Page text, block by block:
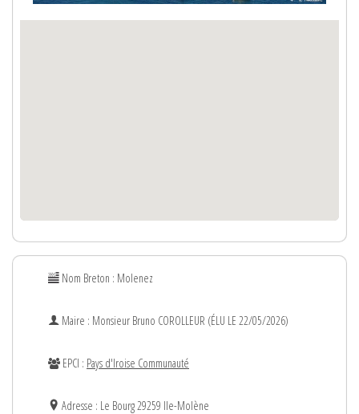
Nom Breton : Molenez
Maire : Monsieur Bruno COROLLEUR (ÉLU LE 22/05/2026)
EPCI : Pays d'Iroise Communauté
Adresse : Le Bourg 29259 Ile-Molène